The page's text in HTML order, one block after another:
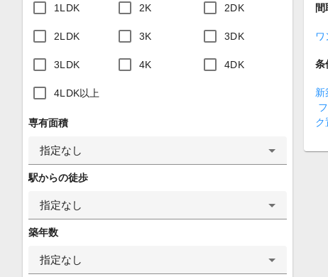
1LDK 2K 2DK
2LDK 3K 3DK
3LDK 4K 4DK
4LDK以上
専有面積
指定なし
駅からの徒歩
指定なし
築年数
指定なし
ワ
条
新
ク